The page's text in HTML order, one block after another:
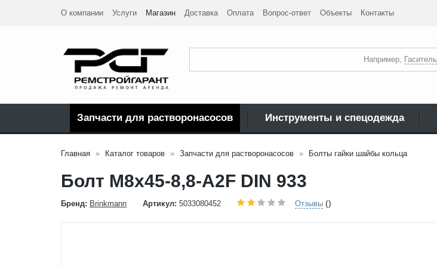
О компании Услуги Магазин Доставка Оплата Вопрос-ответ Объекты Контакты
Например, Гаситель
Запчасти для растворонасосов Инструменты и спецодежда
Главная Каталог товаров Запчасти для растворонасосов Болты гайки шайбы кольца
Болт М8x45-8,8-A2F DIN 933
Бренд: Brinkmann Артикул: 5033080452 Отзывы ()